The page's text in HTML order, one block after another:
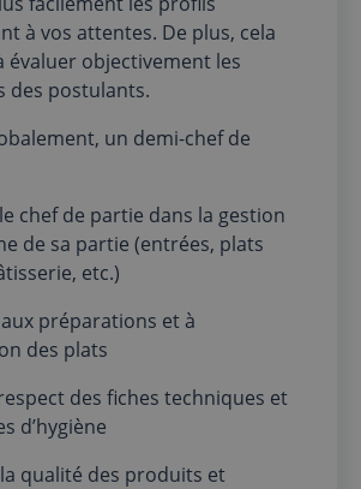
à vos attentes. De plus, cela
évaluer objectivement les
des postulants.
un demi-chef de
chef de partie dans la gestion
de sa partie (entrées, plats
etc.)
préparations et à
des plats
des fiches techniques et
d’hygiène
qualité des produits et